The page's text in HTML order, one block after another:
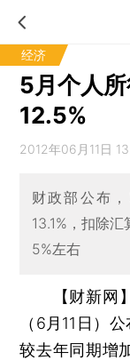
经济
5月个人
12.5%
2012年06月11日
财政部公布
13.1%，扣除
5%左右
【财新网
（6月11日）
较去年同期增